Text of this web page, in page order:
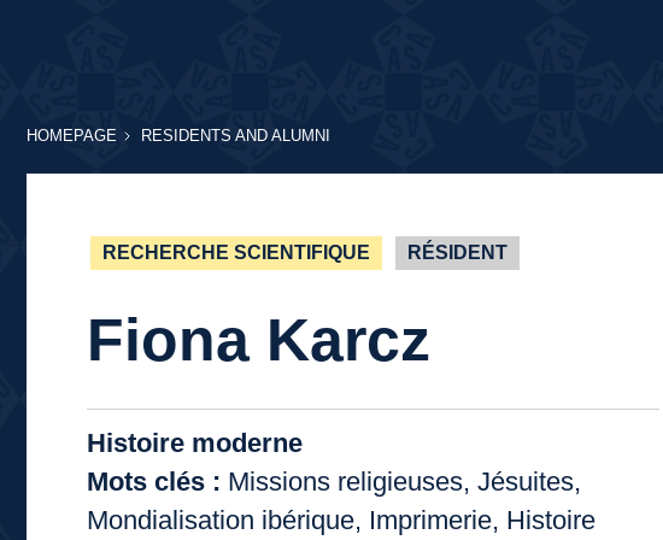
HOMEPAGE
HOMEPAGE
RESIDENTS
RESIDENTS AND ALUMNI
RECHERCHE SCIENTIFIQUE RÉSIDENT
Fiona Karcz
Histoire moderne
Mots clés : Missions religieuses, Jésuites,
Mondialisation ibérique, Imprimerie, Histoire